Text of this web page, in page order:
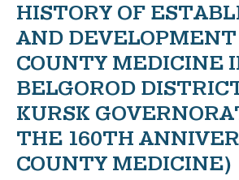
HISTORY OF
AND DEVELOPMENT
COUNTY MEDICINE
BELGOROD
KURSK
THE 160TH
COUNTY MEDICINE)